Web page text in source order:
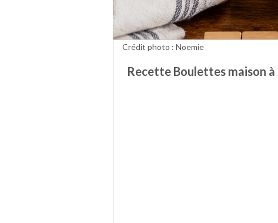
Recette Boulettes maison
Crédit photo : Noemie